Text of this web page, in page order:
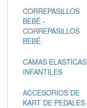
CORREPASILLOS
BEBÉ -
CORREPASILLOS
BEBÉ
CAMAS ELASTICAS
INFANTILES
ACCESORIOS DE
KART DE PEDALES